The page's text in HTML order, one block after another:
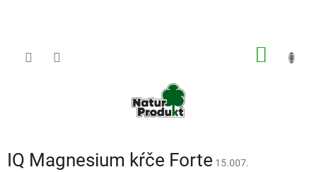
IQ Magnesium kŕče Forte 15.007.